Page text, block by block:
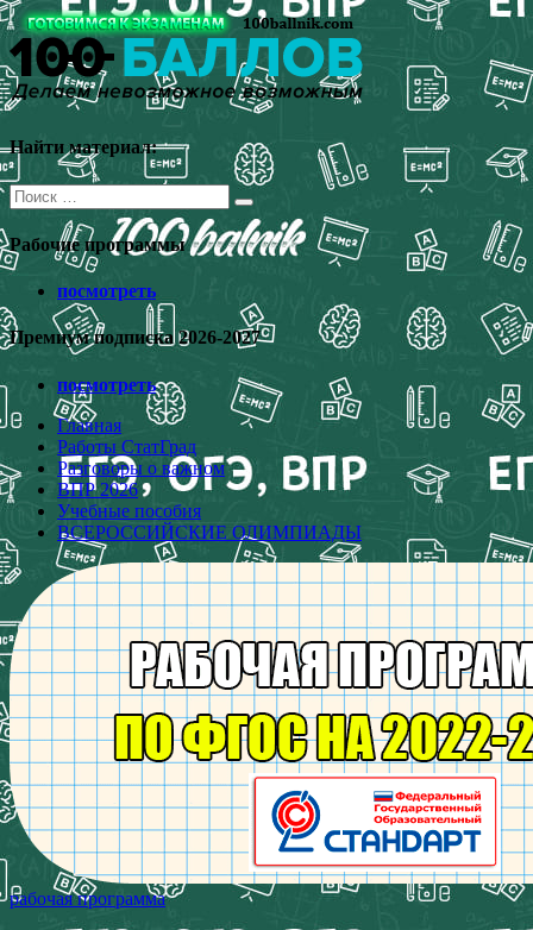
Перейти
к
содержимому
Найти материал:
Поиск
для:
Рабочие программы
посмотреть
Премиум подписка 2026-2027
посмотреть
Главная
Работы СтатГрад
Разговоры о важном
ВПР 2026
Учебные пособия
ВСЕРОССИЙСКИЕ ОЛИМПИАДЫ
рабочая программа